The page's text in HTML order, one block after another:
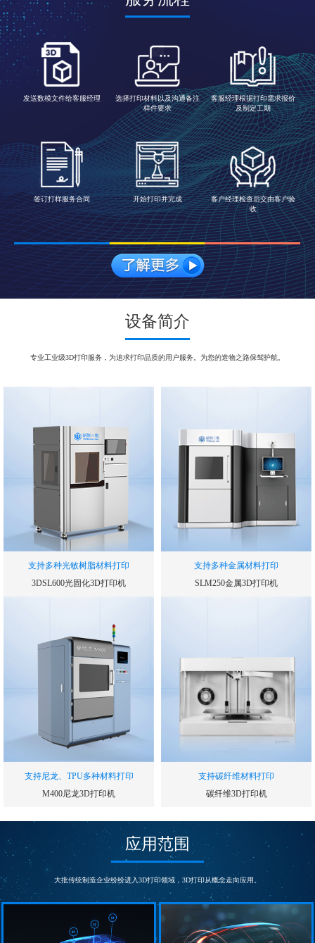
发送数模文件给客服经理
选择打印材料以及沟通备注
样件要求
客服经理根据打印需求报价
及制定工期
签订打样服务合同 开始打印并完成
客户经理检查后交由客户验
收
设备简介
专业工业级3D打印服务，为追求打印品质的用户服务。为您的造物之路保驾护航。
45*45*30cm
激光功率
1000
支持多种光敏树脂材料打印
3DSL600光固化3D打印机
扫描速度
≥200W
支持多种金属材料打印
SLM250金属3D打印机
0.05mm
30*30*40
打印速度
200m/s
支持尼龙、TPU多种材料打印
M400尼龙3D打印机
0.05mm
打印尺寸
33*27*20
cm
打印技术
FDM熔融沉积
支持碳纤维材料打印
碳纤维3D打印机
应用范围
大批传统制造企业纷纷进入3D打印领域，3D打印从概念走向应用。